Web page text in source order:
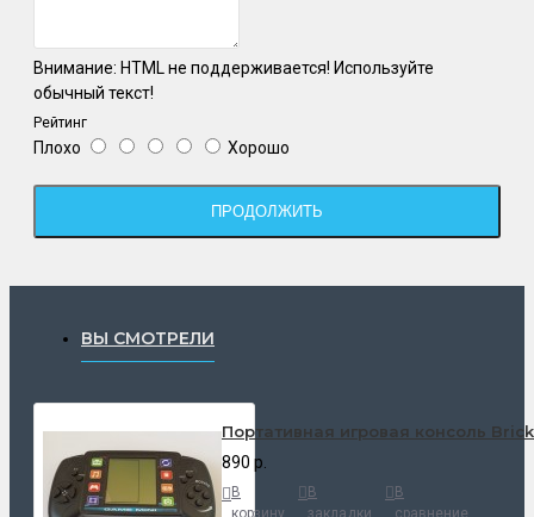
Внимание: HTML не поддерживается! Используйте
обычный текст!
Рейтинг
Плохо Хорошо
ПРОДОЛЖИТЬ
ВЫ СМОТРЕЛИ
Портативная игровая консоль
890 р.
В
корзину
В
закладки
В
сравнение